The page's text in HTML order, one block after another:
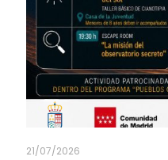
21/07/2026